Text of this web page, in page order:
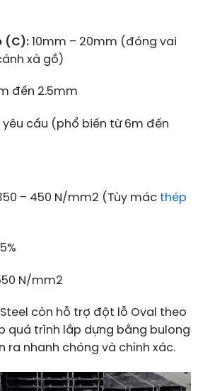
(C):10mm – 20mm (đóng vai
xà gồ)
đến 2.5mm
cầu (phổ biến từ 6m đến
– 450 N/mm2 (Tùy mác thép
N/mm2
còn hỗ trợ đột lỗ Oval theo
quá trình lắp dựng bằng bulong
ra nhanh chóng và chính xác.